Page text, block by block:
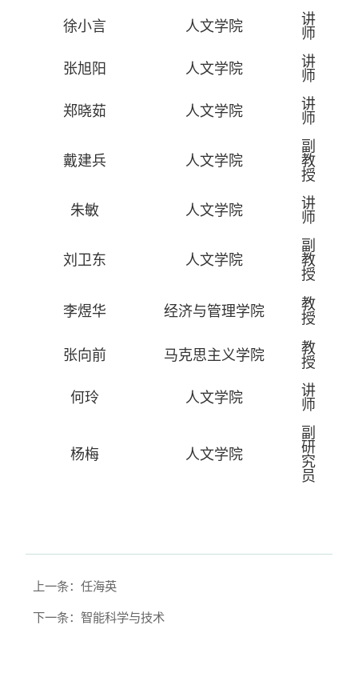
徐小言 人文学院
讲
师
张旭阳 人文学院
讲
师
郑晓茹 人文学院
讲
师
戴建兵 人文学院
副
教
授
朱敏 人文学院
讲
师
刘卫东 人文学院
副
教
授
李煜华 经济与管理学院
教
授
张向前 马克思主义学院
教
授
何玲 人文学院
讲
师
杨梅 人文学院
副
研
究
员
上一条：任海英
下一条：智能科学与技术